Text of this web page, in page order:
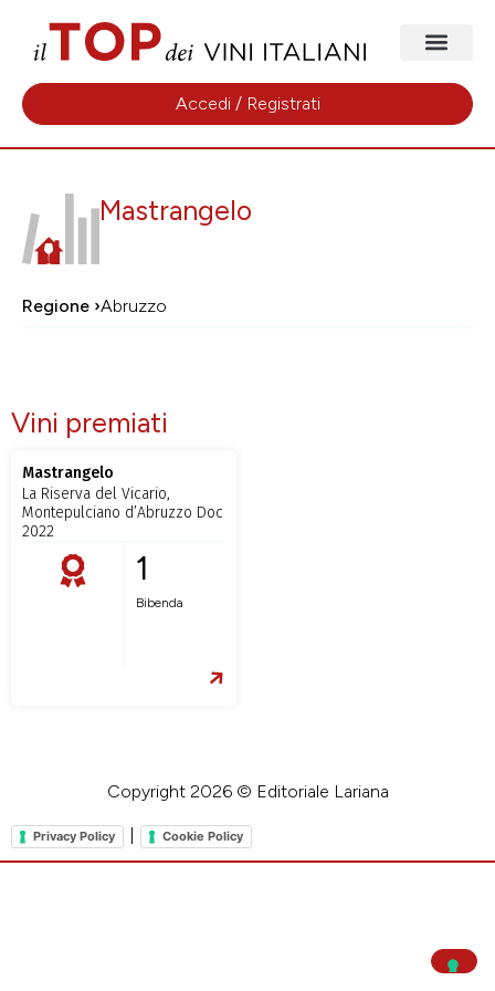
Accedi / Registrati
Mastrangelo
Regione ›Abruzzo
Vini premiati
Mastrangelo
La Riserva del Vicario,
Montepulciano d’Abruzzo Doc
2022
1
Bibenda
Copyright 2026 © Editoriale Lariana
Privacy Policy Cookie Policy